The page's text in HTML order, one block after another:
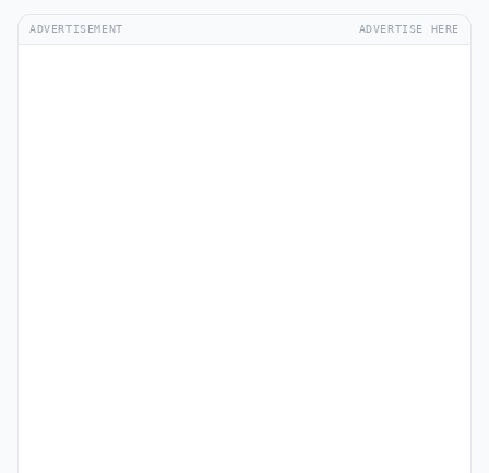
ADVERTISEMENT ADVERTISE HERE